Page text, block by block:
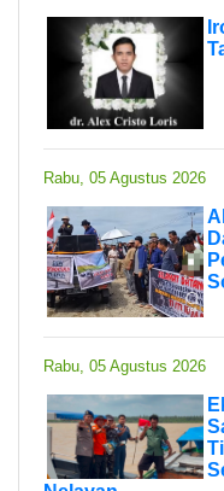
Rabu, 05 Agustus 2026
Rabu, 05 Agustus 2026